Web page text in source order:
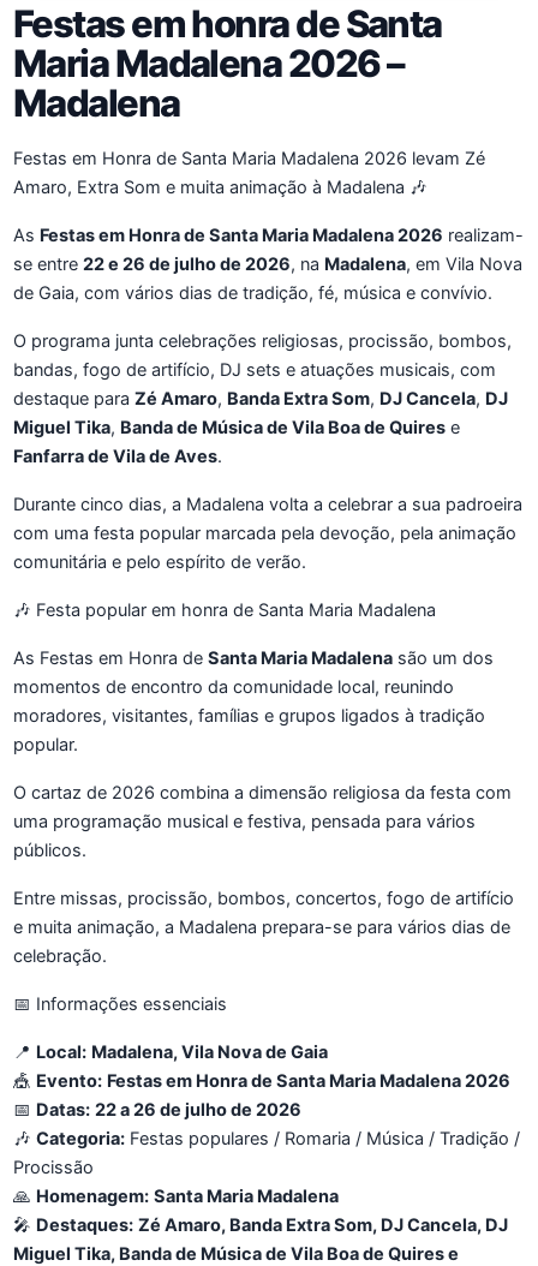
Festas em honra de Santa
Maria Madalena 2026 –
Madalena
Festas em Honra de Santa Maria Madalena 2026 levam Zé
Amaro, Extra Som e muita animação à Madalena 🎶
As Festas em Honra de Santa Maria Madalena 2026 realizam-
se entre 22 e 26 de julho de 2026, na Madalena, em Vila Nova
de Gaia, com vários dias de tradição, fé, música e convívio.
O programa junta celebrações religiosas, procissão, bombos,
bandas, fogo de artifício, DJ sets e atuações musicais, com
destaque para Zé Amaro, Banda Extra Som, DJ Cancela, DJ
Miguel Tika, Banda de Música de Vila Boa de Quires e
Fanfarra de Vila de Aves.
Durante cinco dias, a Madalena volta a celebrar a sua padroeira
com uma festa popular marcada pela devoção, pela animação
comunitária e pelo espírito de verão.
🎶 Festa popular em honra de Santa Maria Madalena
As Festas em Honra de Santa Maria Madalena são um dos
momentos de encontro da comunidade local, reunindo
moradores, visitantes, famílias e grupos ligados à tradição
popular.
O cartaz de 2026 combina a dimensão religiosa da festa com
uma programação musical e festiva, pensada para vários
públicos.
Entre missas, procissão, bombos, concertos, fogo de artifício
e muita animação, a Madalena prepara-se para vários dias de
celebração.
📅 Informações essenciais
📍 Local: Madalena, Vila Nova de Gaia
🎪 Evento: Festas em Honra de Santa Maria Madalena 2026
📅 Datas: 22 a 26 de julho de 2026
🎶 Categoria: Festas populares / Romaria / Música / Tradição /
Procissão
🙏 Homenagem: Santa Maria Madalena
🎤 Destaques: Zé Amaro, Banda Extra Som, DJ Cancela, DJ
Miguel Tika, Banda de Música de Vila Boa de Quires e